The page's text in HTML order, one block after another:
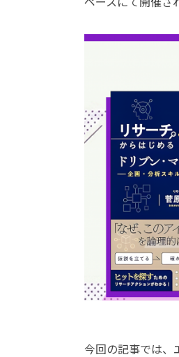
今回の記事では、